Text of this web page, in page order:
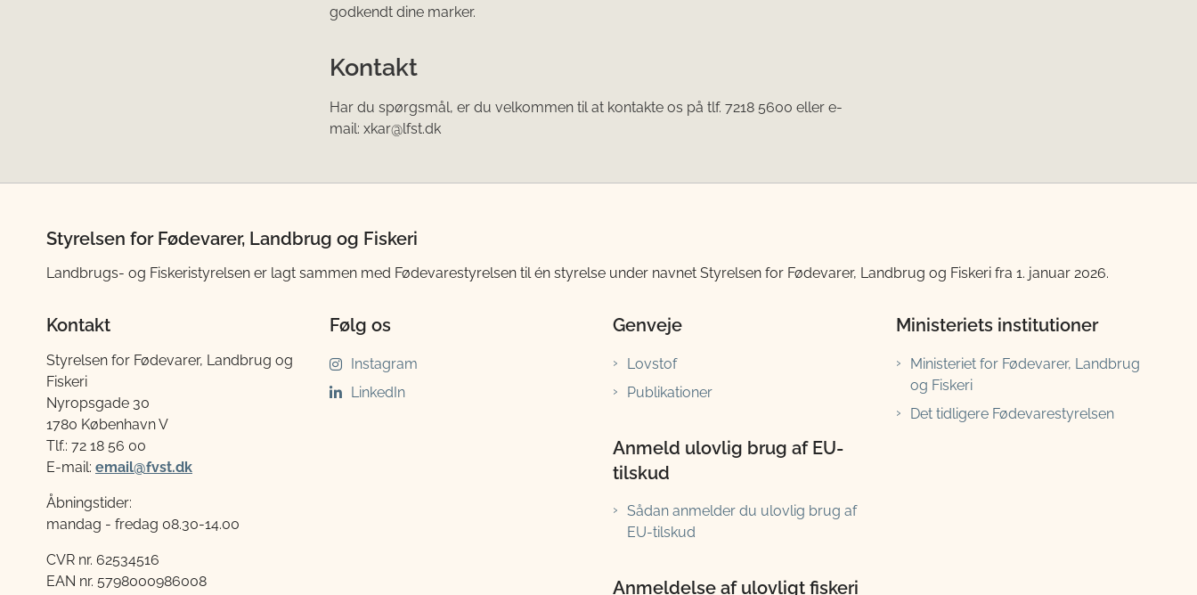
godkendt dine marker.
Kontakt
Har du spørgsmål, er du velkommen til at kontakte os på tlf. 7218 5600 eller e-
mail: xkar@lfst.dk
Styrelsen for Fødevarer, Landbrug og Fiskeri
Landbrugs- og Fiskeristyrelsen er lagt sammen med Fødevarestyrelsen til én styrelse under navnet Styrelsen for Fødevarer, Landbrug og Fiskeri fra 1. januar 2026.
Kontakt
Styrelsen for Fødevarer, Landbrug og
Fiskeri
Nyropsgade 30
1780 København V
Tlf.: 72 18 56 00
E-mail: email@fvst.dk
Åbningstider:
mandag - fredag 08.30-14.00
CVR nr. 62534516
EAN nr. 5798000986008
Følg os
Instagram
LinkedIn
Genveje
Lovstof
Publikationer
Anmeld ulovlig brug af EU-
tilskud
Sådan anmelder du ulovlig brug af
EU-tilskud
Anmeldelse af ulovligt fiskeri
Ministeriets institutioner
Ministeriet for Fødevarer, Landbrug
og Fiskeri
Det tidligere Fødevarestyrelsen